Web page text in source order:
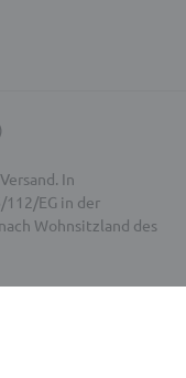
In
EG in der
Wohnsitzland des